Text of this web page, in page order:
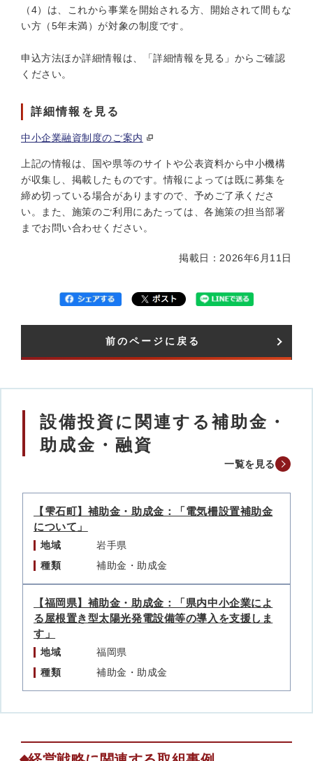
（4）は、これから事業を開始される方、開始されて間もな
い方（5年未満）が対象の制度です。
申込方法ほか詳細情報は、「詳細情報を見る」からご確認
ください。
詳細情報を見る
中小企業融資制度のご案内
上記の情報は、国や県等のサイトや公表資料から中小機構
が収集し、掲載したものです。情報によっては既に募集を
締め切っている場合がありますので、予めご了承くださ
い。また、施策のご利用にあたっては、各施策の担当部署
までお問い合わせください。
掲載日：2026年6月11日
前のページに戻る
設備投資に関連する補助金・
助成金・融資
一覧を見る
【雫石町】補助金・助成金：「電気柵設置補助金
について」
地域
岩手県
種類
補助金・助成金
【福岡県】補助金・助成金：「県内中小企業によ
る屋根置き型太陽光発電設備等の導入を支援しま
す」
地域
福岡県
種類
補助金・助成金